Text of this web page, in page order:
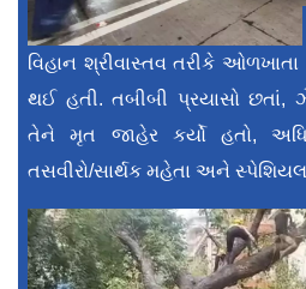
વિહાન શ્રીવાસ્તવ તરીકે
થઈ હતી. તબીબી પ્રયાસો છતાં,
તેને મૃત જાહેર કર્યો હતો,
તસવીરો/સાર્થક મહેતા અને